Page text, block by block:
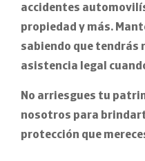
accidentes
propiedad y más.
sabiendo que tendrás
asistencia legal
No arriesgues tu
nosotros para
protección que